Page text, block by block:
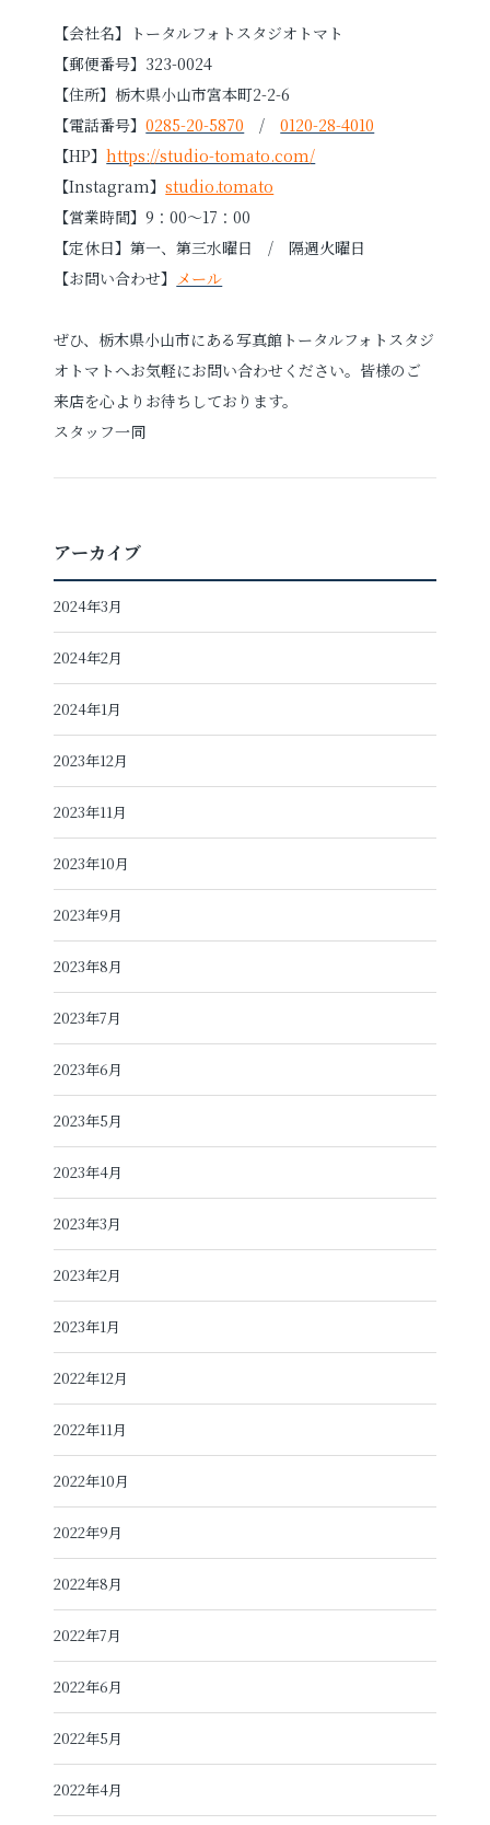
【会社名】トータルフォトスタジオトマト
【郵便番号】323-0024
【住所】栃木県小山市宮本町2-2-6
【電話番号】0285-20-5870 /0120-28-4010
【HP】https://studio-tomato.com/
【Instagram】studio.tomato
【営業時間】9：00～17：00
【定休日】第一、第三水曜日 / 隔週火曜日
【お問い合わせ】 メール
ぜひ、栃木県小山市にある写真館トータルフォトスタジ
オトマトへお気軽にお問い合わせください。皆様のご
来店を心よりお待ちしております。
スタッフ一同
アーカイブ
2024年3月
2024年2月
2024年1月
2023年12月
2023年11月
2023年10月
2023年9月
2023年8月
2023年7月
2023年6月
2023年5月
2023年4月
2023年3月
2023年2月
2023年1月
2022年12月
2022年11月
2022年10月
2022年9月
2022年8月
2022年7月
2022年6月
2022年5月
2022年4月